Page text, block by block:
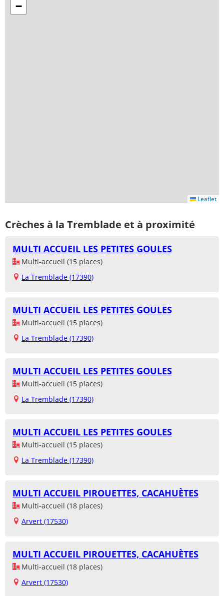
−
Leaflet
Crèches à la Tremblade et à proximité
MULTI ACCUEIL LES PETITES GOULES
Multi-accueil (15 places)
La Tremblade (17390)
MULTI ACCUEIL LES PETITES GOULES
Multi-accueil (15 places)
La Tremblade (17390)
MULTI ACCUEIL LES PETITES GOULES
Multi-accueil (15 places)
La Tremblade (17390)
MULTI ACCUEIL LES PETITES GOULES
Multi-accueil (15 places)
La Tremblade (17390)
MULTI ACCUEIL PIROUETTES, CACAHUÈTES
Multi-accueil (18 places)
Arvert (17530)
MULTI ACCUEIL PIROUETTES, CACAHUÈTES
Multi-accueil (18 places)
Arvert (17530)